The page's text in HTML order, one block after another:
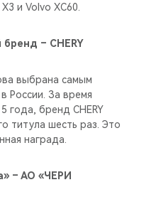
и Volvo XC60.
– CHERY
выбрана самым
России. За время
года, бренд CHERY
титула шесть раз. Это
награда.
– АО «ЧЕРИ